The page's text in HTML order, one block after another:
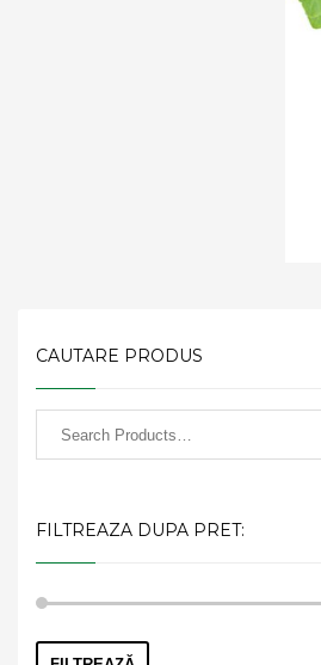
CAUTARE PRODUS
FILTREAZA DUPA PRET: